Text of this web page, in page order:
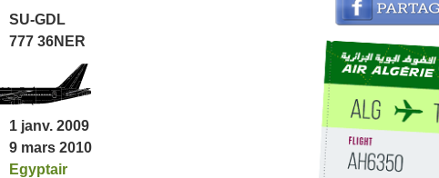
SU-GDL
777 36NER
1 janv. 2009
9 mars 2010
Egyptair